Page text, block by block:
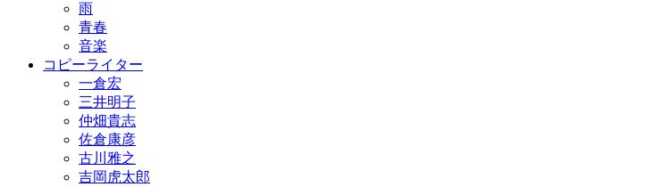
雨
青春
音楽
コピーライター
一倉宏
三井明子
仲畑貴志
佐倉康彦
古川雅之
吉岡虎太郎